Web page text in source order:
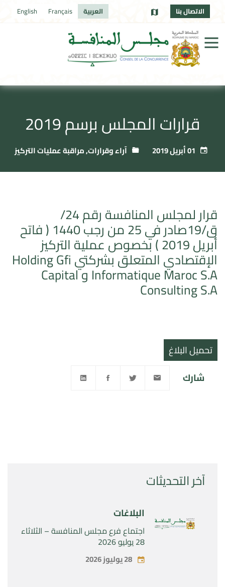
الاتصال بنا العربية Français
English
قرارات المجلس برسم 2019
آراء وقرارات,مراقبة عمليات التركيز
آخر التحديثات
البلاغات
اجتماع فرع مجلس المنافسة – الثلاثاء
28 يوليو 2026
28 يوليوز 2026
قرار لمجلس المنافسة رقم 24/
ق/19صادر في 25 من رجب 1440 ( فاتح
أبريل 2019 ) بخصوص عملية التركيز
الإقتصادي المتعلق بشركتي Holding Gfi
Informatique Maroc S.A و Capital
Consulting S.A
تحميل البلاغ
شارك